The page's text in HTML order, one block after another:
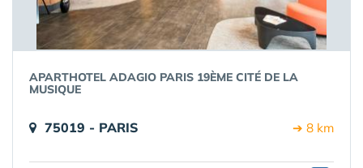
APARTHOTEL ADAGIO PARIS 19ÈME CITÉ DE LA
MUSIQUE
75019 - PARIS ➔ 8 km